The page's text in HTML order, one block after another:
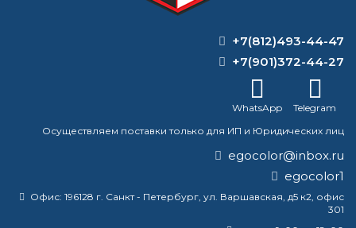
Какая краска лучше всего подходит
ржавчину?
Нужно ли смывать преобразователь с
цинком?
Какое кровельное покрытие лучше
+7(812)493-44-47
+7(901)372-44-27
WhatsApp
Telegram
Осуществляем поставки только для ИП и Юридических лиц
egocolor@inbox.ru
egocolor1
Офис: 196128 г. Санкт - Петербург, ул. Варшавская, д5 к2, офис
301